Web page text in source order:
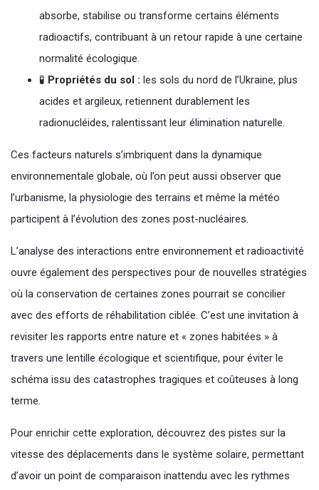
absorbe, stabilise ou transforme certains éléments
radioactifs, contribuant à un retour rapide à une certaine
normalité écologique.
🧪 Propriétés du sol : les sols du nord de l’Ukraine, plus
acides et argileux, retiennent durablement les
radionucléides, ralentissant leur élimination naturelle.
Ces facteurs naturels s’imbriquent dans la dynamique
environnementale globale, où l’on peut aussi observer que
l’urbanisme, la physiologie des terrains et même la météo
participent à l’évolution des zones post-nucléaires.
L’analyse des interactions entre environnement et radioactivité
ouvre également des perspectives pour de nouvelles stratégies
où la conservation de certaines zones pourrait se concilier
avec des efforts de réhabilitation ciblée. C’est une invitation à
revisiter les rapports entre nature et « zones habitées » à
travers une lentille écologique et scientifique, pour éviter le
schéma issu des catastrophes tragiques et coûteuses à long
terme.
Pour enrichir cette exploration, découvrez des pistes sur la
vitesse des déplacements dans le système solaire, permettant
d’avoir un point de comparaison inattendu avec les rythmes